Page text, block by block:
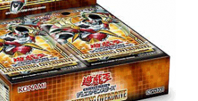
Toys
Subjects